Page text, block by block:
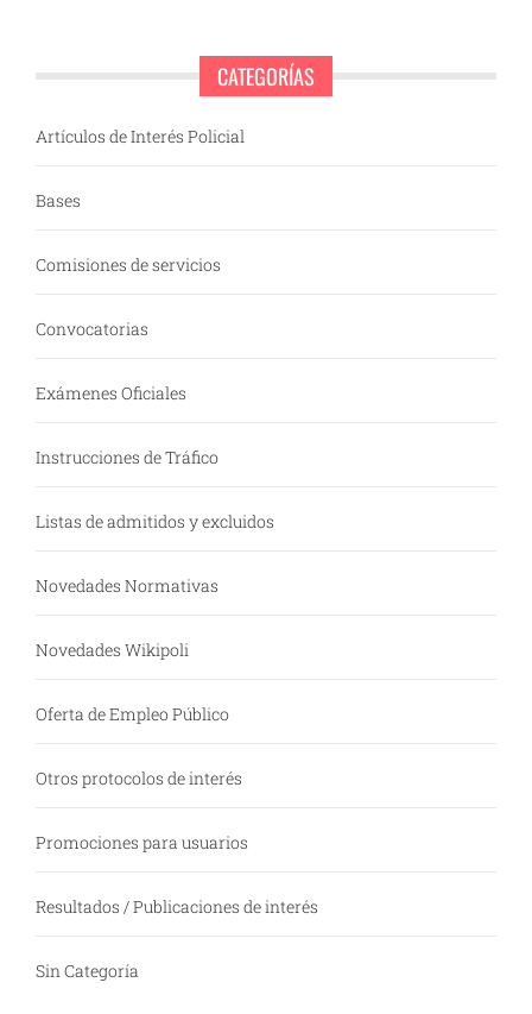
CATEGORÍAS
Artículos de Interés Policial
Bases
Comisiones de servicios
Convocatorias
Exámenes Oficiales
Instrucciones de Tráfico
Listas de admitidos y excluidos
Novedades Normativas
Novedades Wikipoli
Oferta de Empleo Público
Otros protocolos de interés
Promociones para usuarios
Resultados / Publicaciones de interés
Sin Categoría